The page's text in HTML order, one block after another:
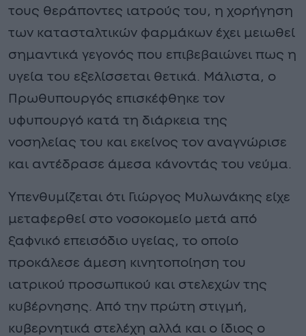
τους θεράποντες ιατρούς του, η χορήγηση
των κατασταλτικών φαρμάκων έχει μειωθεί
σημαντικά γεγονός που επιβεβαιώνει πως η
υγεία του εξελίσσεται θετικά. Μάλιστα, ο
Πρωθυπουργός επισκέφθηκε τον
υφυπουργό κατά τη διάρκεια της
νοσηλείας του και εκείνος τον αναγνώρισε
και αντέδρασε άμεσα κάνοντάς του νεύμα.
Υπενθυμίζεται ότι Γιώργος Μυλωνάκης είχε
μεταφερθεί στο νοσοκομείο μετά από
ξαφνικό επεισόδιο υγείας, το οποίο
προκάλεσε άμεση κινητοποίηση του
ιατρικού προσωπικού και στελεχών της
κυβέρνησης. Από την πρώτη στιγμή,
κυβερνητικά στελέχη αλλά και ο ίδιος ο